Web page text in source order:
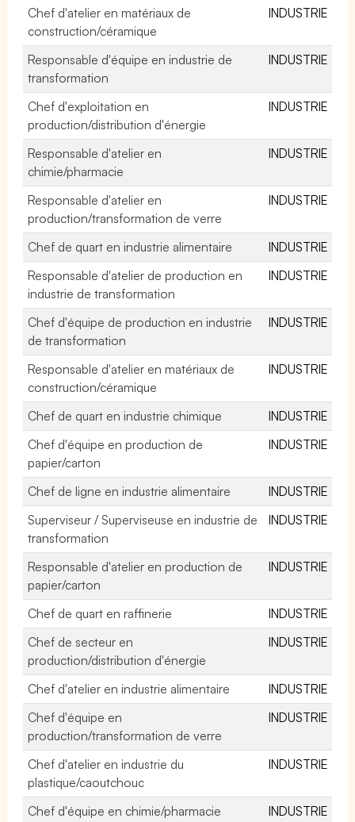
Chef d'atelier en matériaux de
construction/céramique
INDUSTRIE
Responsable d'équipe en industrie de
transformation
INDUSTRIE
Chef d'exploitation en
production/distribution d'énergie
INDUSTRIE
Responsable d'atelier en
chimie/pharmacie
INDUSTRIE
Responsable d'atelier en
production/transformation de verre
INDUSTRIE
Chef de quart en industrie alimentaire
INDUSTRIE
Responsable d'atelier de production en
industrie de transformation
INDUSTRIE
Chef d'équipe de production en industrie
de transformation
INDUSTRIE
Responsable d'atelier en matériaux de
construction/céramique
INDUSTRIE
Chef de quart en industrie chimique
INDUSTRIE
Chef d'équipe en production de
papier/carton
INDUSTRIE
Chef de ligne en industrie alimentaire
INDUSTRIE
Superviseur / Superviseuse en industrie de
transformation
INDUSTRIE
Responsable d'atelier en production de
papier/carton
INDUSTRIE
Chef de quart en raffinerie
INDUSTRIE
Chef de secteur en
production/distribution d'énergie
INDUSTRIE
Chef d'atelier en industrie alimentaire
INDUSTRIE
Chef d'équipe en
production/transformation de verre
INDUSTRIE
Chef d'atelier en industrie du
plastique/caoutchouc
INDUSTRIE
Chef d'équipe en chimie/pharmacie
INDUSTRIE